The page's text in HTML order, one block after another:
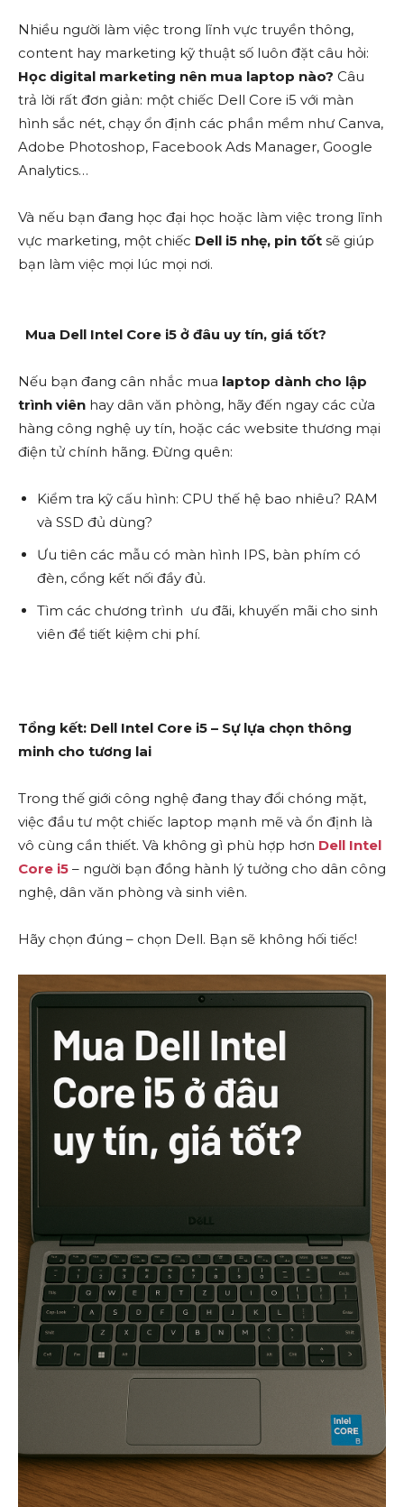
Nhiều người làm việc trong lĩnh vực truyền thông,
content hay marketing kỹ thuật số luôn đặt câu hỏi:
Học digital marketing nên mua laptop nào? Câu
trả lời rất đơn giản: một chiếc Dell Core i5 với màn
hình sắc nét, chạy ổn định các phần mềm như Canva,
Adobe Photoshop, Facebook Ads Manager, Google
Analytics…
Và nếu bạn đang học đại học hoặc làm việc trong lĩnh
vực marketing, một chiếc Dell i5 nhẹ, pin tốt sẽ giúp
bạn làm việc mọi lúc mọi nơi.
Mua Dell Intel Core i5 ở đâu uy tín, giá tốt?
Nếu bạn đang cân nhắc mua laptop dành cho lập
trình viên hay dân văn phòng, hãy đến ngay các cửa
hàng công nghệ uy tín, hoặc các website thương mại
điện tử chính hãng. Đừng quên:
Kiểm tra kỹ cấu hình: CPU thế hệ bao nhiêu? RAM
và SSD đủ dùng?
Ưu tiên các mẫu có màn hình IPS, bàn phím có
đèn, cổng kết nối đầy đủ.
Tìm các chương trình ưu đãi, khuyến mãi cho sinh
viên để tiết kiệm chi phí.
Tổng kết: Dell Intel Core i5 – Sự lựa chọn thông
minh cho tương lai
Trong thế giới công nghệ đang thay đổi chóng mặt,
việc đầu tư một chiếc laptop mạnh mẽ và ổn định là
vô cùng cần thiết. Và không gì phù hợp hơn Dell Intel
Core i5 – người bạn đồng hành lý tưởng cho dân công
nghệ, dân văn phòng và sinh viên.
Hãy chọn đúng – chọn Dell. Bạn sẽ không hối tiếc!